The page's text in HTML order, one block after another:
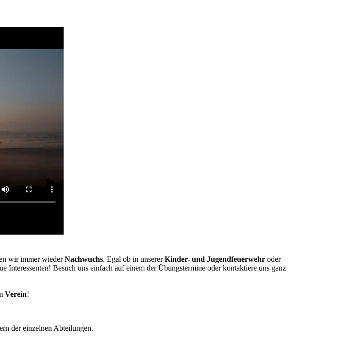
wir immer wiederNachwuchs. Egal ob in unsererKinder- und Jugendfeuerwehr oder
Interessenten! Besuch uns einfach auf einem der Übungstermine oder kontaktiere uns ganz
Verein!
der einzelnen Abteilungen.